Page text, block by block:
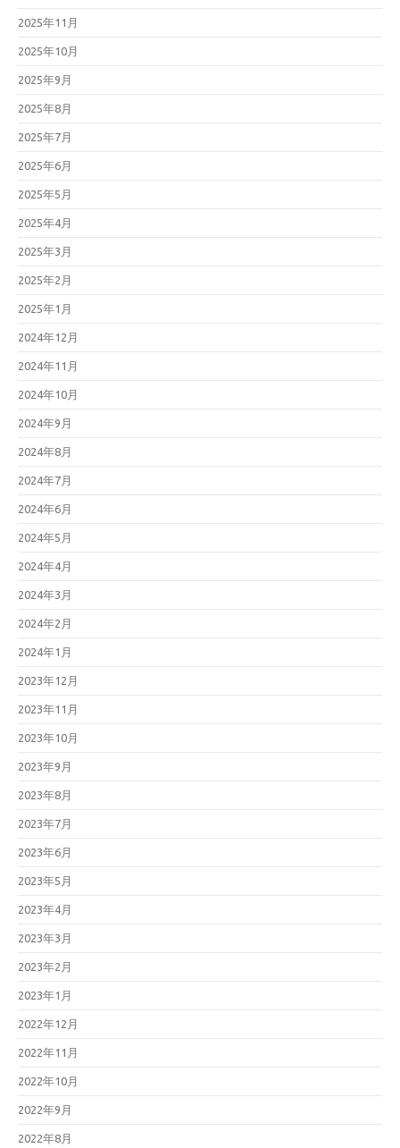
2025年11月
2025年10月
2025年9月
2025年8月
2025年7月
2025年6月
2025年5月
2025年4月
2025年3月
2025年2月
2025年1月
2024年12月
2024年11月
2024年10月
2024年9月
2024年8月
2024年7月
2024年6月
2024年5月
2024年4月
2024年3月
2024年2月
2024年1月
2023年12月
2023年11月
2023年10月
2023年9月
2023年8月
2023年7月
2023年6月
2023年5月
2023年4月
2023年3月
2023年2月
2023年1月
2022年12月
2022年11月
2022年10月
2022年9月
2022年8月